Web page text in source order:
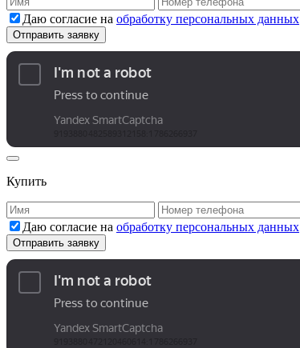
Даю согласие на обработку персональных данных
Купить
Даю согласие на обработку персональных данных